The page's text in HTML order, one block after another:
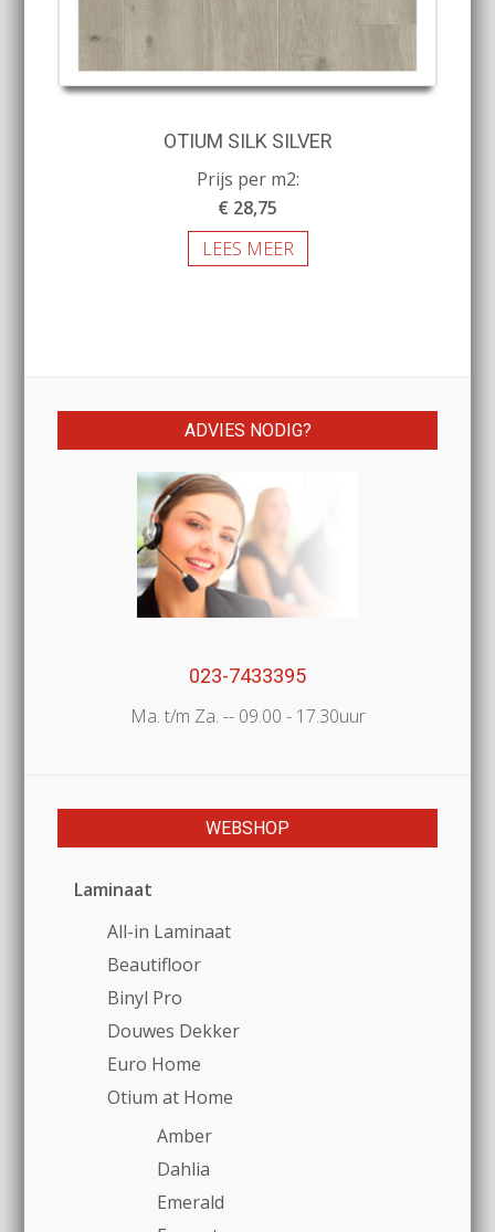
OTIUM SILK SILVER
Prijs per m2:
€ 28,75
LEES MEER
ADVIES NODIG?
023-7433395
Ma. t/m Za. -- 09.00 - 17.30uur
WEBSHOP
Laminaat
All-in Laminaat
Beautifloor
Binyl Pro
Douwes Dekker
Euro Home
Otium at Home
Amber
Dahlia
Emerald